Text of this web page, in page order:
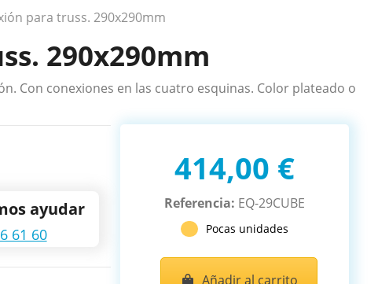
para truss. 290x290mm
290x290mm
Con conexiones en las cuatro esquinas. Color plateado o
ayudar
61 60
414,00 €
Referencia: EQ-29CUBE
Pocas unidades
Añadir al carrito